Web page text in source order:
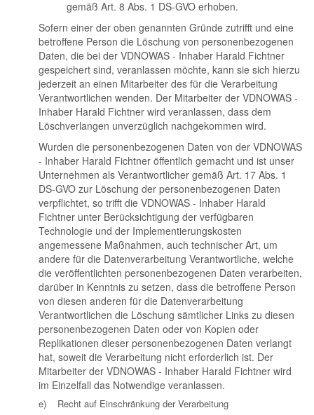
gemäß Art. 8 Abs. 1 DS-GVO erhoben.
Sofern einer der oben genannten Gründe zutrifft und eine
betroffene Person die Löschung von personenbezogenen
Daten, die bei der VDNOWAS - Inhaber Harald Fichtner
gespeichert sind, veranlassen möchte, kann sie sich hierzu
jederzeit an einen Mitarbeiter des für die Verarbeitung
Verantwortlichen wenden. Der Mitarbeiter der VDNOWAS -
Inhaber Harald Fichtner wird veranlassen, dass dem
Löschverlangen unverzüglich nachgekommen wird.
Wurden die personenbezogenen Daten von der VDNOWAS
- Inhaber Harald Fichtner öffentlich gemacht und ist unser
Unternehmen als Verantwortlicher gemäß Art. 17 Abs. 1
DS-GVO zur Löschung der personenbezogenen Daten
verpflichtet, so trifft die VDNOWAS - Inhaber Harald
Fichtner unter Berücksichtigung der verfügbaren
Technologie und der Implementierungskosten
angemessene Maßnahmen, auch technischer Art, um
andere für die Datenverarbeitung Verantwortliche, welche
die veröffentlichten personenbezogenen Daten verarbeiten,
darüber in Kenntnis zu setzen, dass die betroffene Person
von diesen anderen für die Datenverarbeitung
Verantwortlichen die Löschung sämtlicher Links zu diesen
personenbezogenen Daten oder von Kopien oder
Replikationen dieser personenbezogenen Daten verlangt
hat, soweit die Verarbeitung nicht erforderlich ist. Der
Mitarbeiter der VDNOWAS - Inhaber Harald Fichtner wird
im Einzelfall das Notwendige veranlassen.
e) Recht auf Einschränkung der Verarbeitung